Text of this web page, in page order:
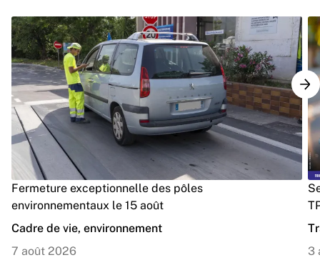
Fermeture exceptionnelle des pôles
environnementaux le 15 août
Cadre de vie, environnement
7 août 2026
3